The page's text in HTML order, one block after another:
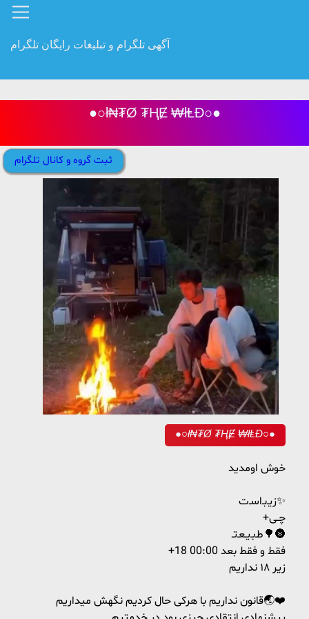
آگهی تلگرام و تبلیغات رایگان تلگرام
●○ł₦₮Ø ₮ⱧɆ ₩łⱠĐ○●
ثبت گروه و کانال تلگرام
●○ł₦₮Ø ₮ⱧɆ ₩łⱠĐ○●
خوش اومدید
زی‍ـ‌ب‍ـ‌اسـ‌ت✨
+چـی
طـ‌بـ‌یـعـ‌تـ‌🌳🌚️
+18 فقط و فقط بعد 00:00
زیر ۱۸ نداریم
قانون نداریم با هرکی حال کردیم نگهش میداریم🌏❤️